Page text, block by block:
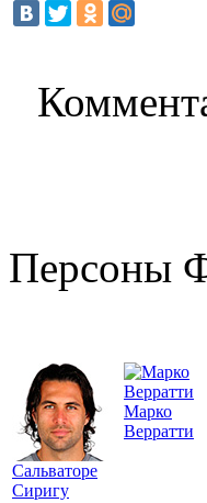
Персоны
Сальваторе
Сиригу
Марко
Верратти